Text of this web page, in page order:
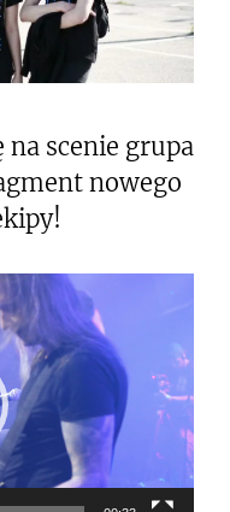
na scenie grupa
nowego